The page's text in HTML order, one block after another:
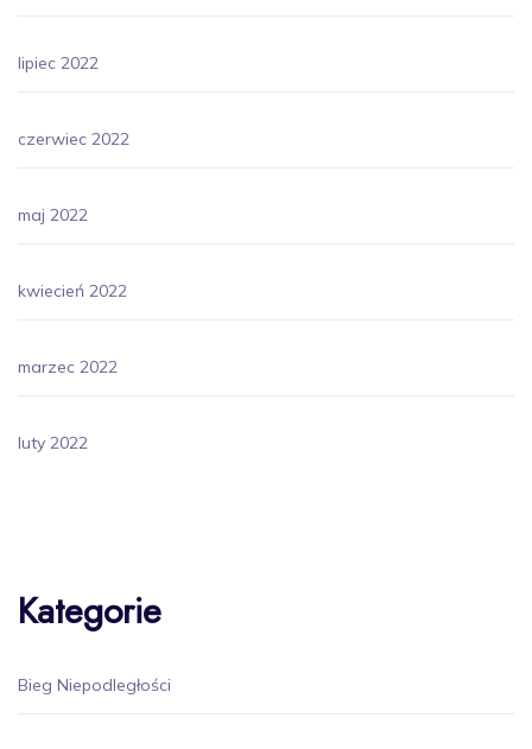
lipiec 2022
czerwiec 2022
maj 2022
kwiecień 2022
marzec 2022
luty 2022
Kategorie
Bieg Niepodległości